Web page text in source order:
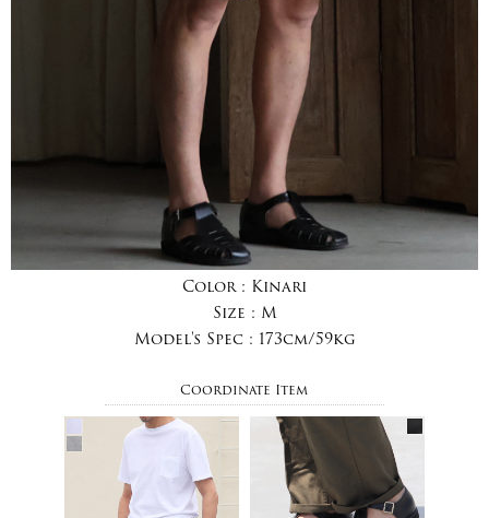
Color : Kinari
Size : M
Model's Spec : 173cm/59kg
Coordinate Item